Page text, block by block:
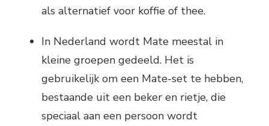
als alternatief voor koffie of thee.
In Nederland wordt Mate meestal in
kleine groepen gedeeld. Het is
gebruikelijk om een Mate-set te hebben,
bestaande uit een beker en rietje, die
speciaal aan een persoon wordt